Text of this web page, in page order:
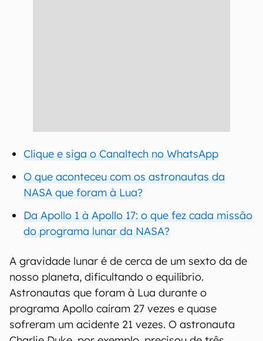
Clique e siga o Canaltech no WhatsApp
O que aconteceu com os astronautas da
NASA que foram à Lua?
Da Apollo 1 à Apollo 17: o que fez cada missão
do programa lunar da NASA?
A gravidade lunar é de cerca de um sexto da de
nosso planeta, dificultando o equilíbrio.
Astronautas que foram à Lua durante o
programa Apollo caíram 27 vezes e quase
sofreram um acidente 21 vezes. O astronauta